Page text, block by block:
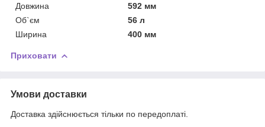
Довжина
592 мм
Об`єм
56 л
Ширина
400 мм
Приховати
Умови доставки
Доставка здійснюється тільки по передоплаті.